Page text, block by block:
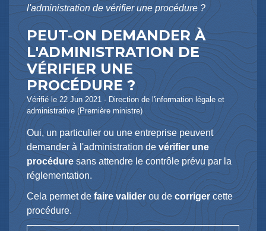
l'administration de vérifier une procédure ?
PEUT-ON DEMANDER À
L'ADMINISTRATION DE
VÉRIFIER UNE
PROCÉDURE ?
Vérifié le 22 Jun 2021 - Direction de l'information légale et
administrative (Première ministre)
Oui, un particulier ou une entreprise peuvent
demander à l'administration devérifier une
procédure sans attendre le contrôle prévu par la
réglementation.
Cela permet de faire valider ou de corriger cette
procédure.